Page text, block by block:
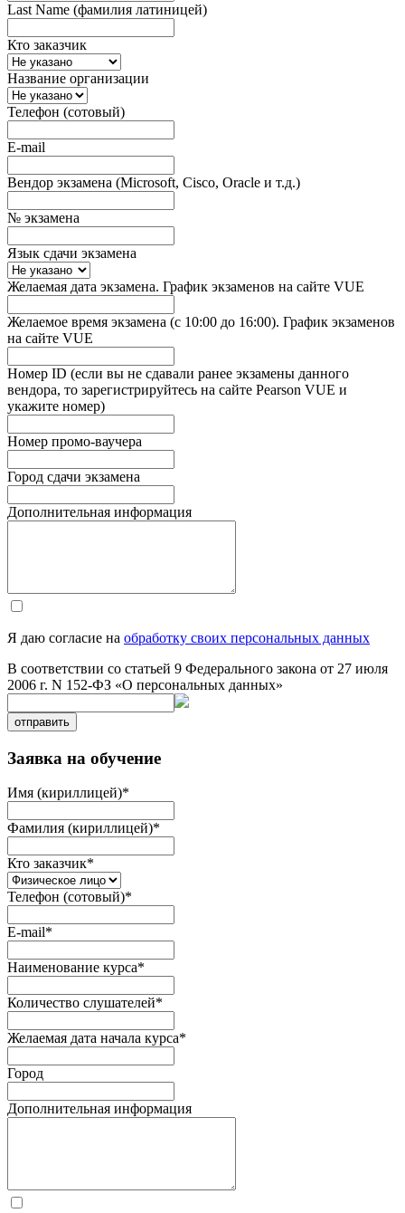
Last Name (фамилия латиницей)
Кто заказчик
Название организации
Телефон (сотовый)
E-mail
Вендор экзамена (Microsoft, Cisco, Oracle и т.д.)
№ экзамена
Язык сдачи экзамена
Желаемая дата экзамена. График экзаменов на сайте VUE
Желаемое время экзамена (с 10:00 до 16:00). График экзаменов
на сайте VUE
Номер ID (если вы не сдавали ранее экзамены данного
вендора, то зарегистрируйтесь на сайте Pearson VUE и
укажите номер)
Номер промо-ваучера
Город сдачи экзамена
Дополнительная информация
Я даю согласие на обработку своих персональных данных
В соответствии со статьей 9 Федерального закона от 27 июля
2006 г. N 152-ФЗ «О персональных данных»
отправить
Заявка на обучение
Имя (кириллицей)*
Фамилия (кириллицей)*
Кто заказчик*
Телефон (сотовый)*
E-mail*
Наименование курса*
Количество слушателей*
Желаемая дата начала курса*
Город
Дополнительная информация